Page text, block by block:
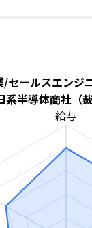
/セールスエンジ
系半導体商社（
給与